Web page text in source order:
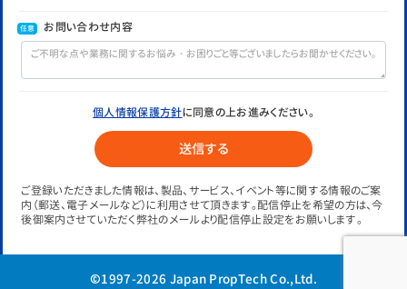
任意 お問い合わせ内容
個人情報保護方針に同意の上お進みください。
ご登録いただきました情報は、製品、サービス、イベント等に関する情報のご案
内（郵送、電子メールなど）に利用させて頂きます。配信停止を希望の方は、今
後御案内させていただく弊社のメールより配信停止設定をお願いします。
©1997-2026 Japan PropTech Co.,Ltd.